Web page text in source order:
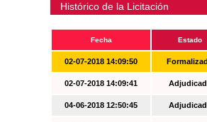
Histórico de la Licitación
Fecha Estado
02-07-2018 14:09:50
02-07-2018 14:09:41
04-06-2018 12:50:45